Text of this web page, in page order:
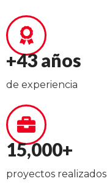
+43 años
de experiencia
15,000+
proyectos realizados